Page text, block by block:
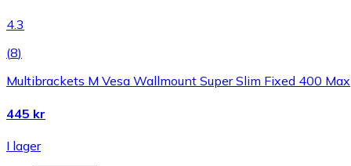
4.3
(8)
Multibrackets M Vesa Wallmount Super Slim Fixed 400 Max
445 kr
I lager